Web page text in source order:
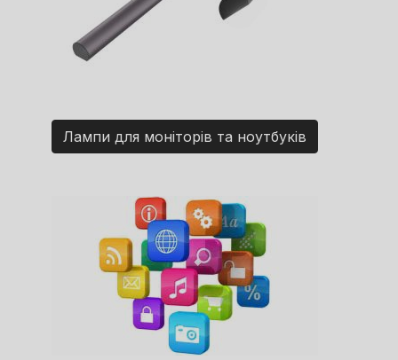
Лампи для моніторів та ноутбуків